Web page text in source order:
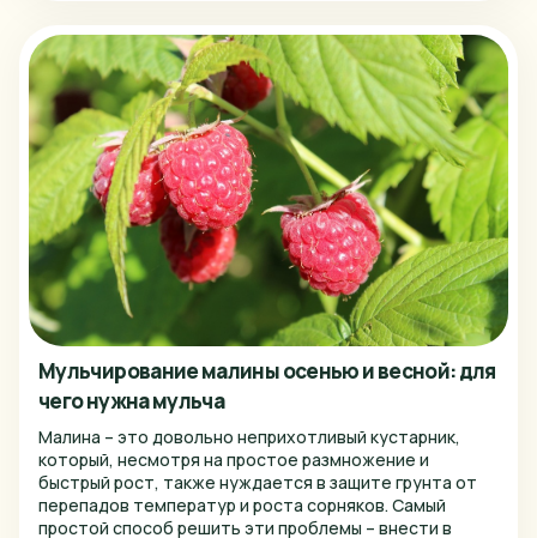
Мульчирование малины осенью и весной: для
чего нужна мульча
Малина – это довольно неприхотливый кустарник,
который, несмотря на простое размножение и
быстрый рост, также нуждается в защите грунта от
перепадов температур и роста сорняков. Самый
простой способ решить эти проблемы – внести в